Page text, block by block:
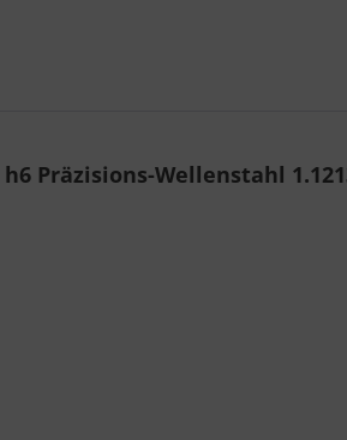
Präzisions-Wellenstahl